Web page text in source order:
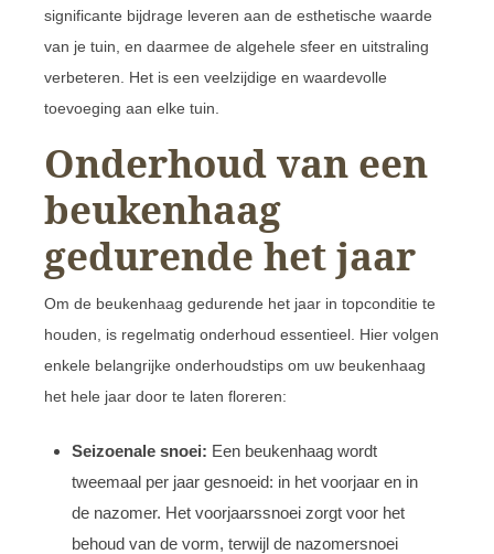
significante bijdrage leveren aan de esthetische waarde
van je tuin, en daarmee de algehele sfeer en uitstraling
verbeteren. Het is een veelzijdige en waardevolle
toevoeging aan elke tuin.
Onderhoud van een
beukenhaag
gedurende het jaar
Om de beukenhaag gedurende het jaar in topconditie te
houden, is regelmatig onderhoud essentieel. Hier volgen
enkele belangrijke onderhoudstips om uw beukenhaag
het hele jaar door te laten floreren:
Seizoenale snoei: Een beukenhaag wordt
tweemaal per jaar gesnoeid: in het voorjaar en in
de nazomer. Het voorjaarssnoei zorgt voor het
behoud van de vorm, terwijl de nazomersnoei